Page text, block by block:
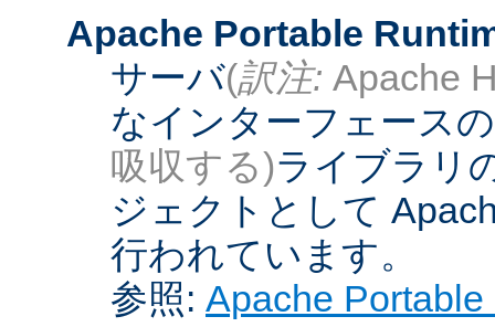
Apache Portable
サーバ(訳注: Apache
なインターフェース
吸収する)ライブラリ
ジェクトとして
行われています。
参照: Apache